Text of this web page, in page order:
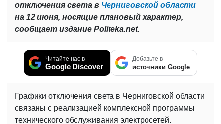
отключения света в Черниговской области
на 12 июня, носящие плановый характер,
сообщает издание Politeka.net.
Читайте нас в
Google Discover
Добавьте в
источники Google
Графики отключения света в Черниговской области
связаны с реализацией комплексной программы
технического обслуживания электросетей.